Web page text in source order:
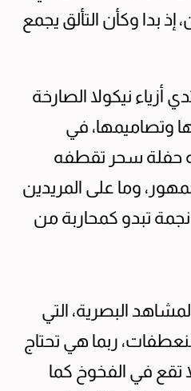
إذ بدا وكأن التألق يجمع
أزياء نيكولا الصارخة
وتصاميمها، في
حفلة سحر تقطفه
وما على المريدين
تبدو كمحاربة من
البصرية، التي
ربما هي تحتاج
في الفخوخ كما